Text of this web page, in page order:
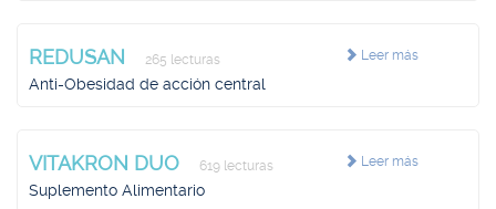
Leer más
REDUSAN 265 lecturas
Anti-Obesidad de acción central
Leer más
VITAKRON DUO 619 lecturas
Suplemento Alimentario